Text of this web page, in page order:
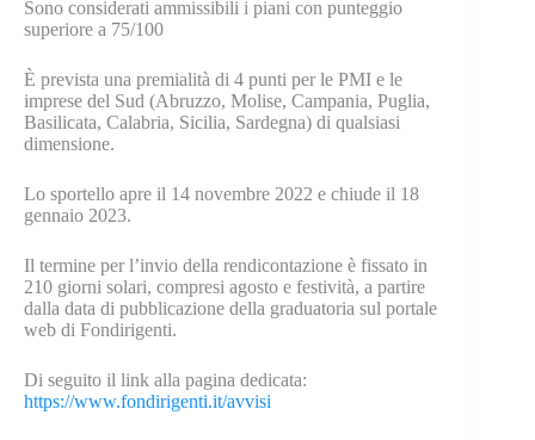
Sono considerati ammissibili i piani con punteggio
superiore a 75/100
È prevista una premialità di 4 punti per le PMI e le
imprese del Sud (Abruzzo, Molise, Campania, Puglia,
Basilicata, Calabria, Sicilia, Sardegna) di qualsiasi
dimensione.
Lo sportello apre il 14 novembre 2022 e chiude il 18
gennaio 2023.
Il termine per l’invio della rendicontazione è fissato in
210 giorni solari, compresi agosto e festività, a partire
dalla data di pubblicazione della graduatoria sul portale
web di Fondirigenti.
Di seguito il link alla pagina dedicata:
https://www.fondirigenti.it/avvisi